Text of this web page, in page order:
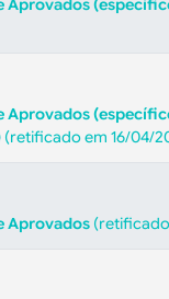
Aprovados
Aprovados
(retificado em 16/04/
Aprovados